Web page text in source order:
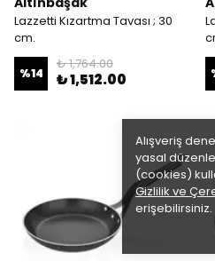
Alışveriş
yasal
(cookies)
Gizlilik ve
erişebilirsiniz.
Lazzetti Kızartma Tavası ; 30
cm.
%14
₺ 1,764.00
₺ 1,512.00